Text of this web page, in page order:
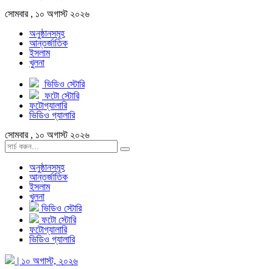
সোমবার , ১০ অগাস্ট ২০২৬
অনুষ্ঠানসমূহ
আন্তর্জাতিক
ইসলাম
খুলনা
ভিডিও স্টোরি
ফটো স্টোরি
ফটোগ্যালারি
ভিডিও গ্যালারি
সোমবার , ১০ অগাস্ট ২০২৬
অনুষ্ঠানসমূহ
আন্তর্জাতিক
ইসলাম
খুলনা
ভিডিও স্টোরি
ফটো স্টোরি
ফটোগ্যালারি
ভিডিও গ্যালারি
| ১০ অগাস্ট, ২০২৬